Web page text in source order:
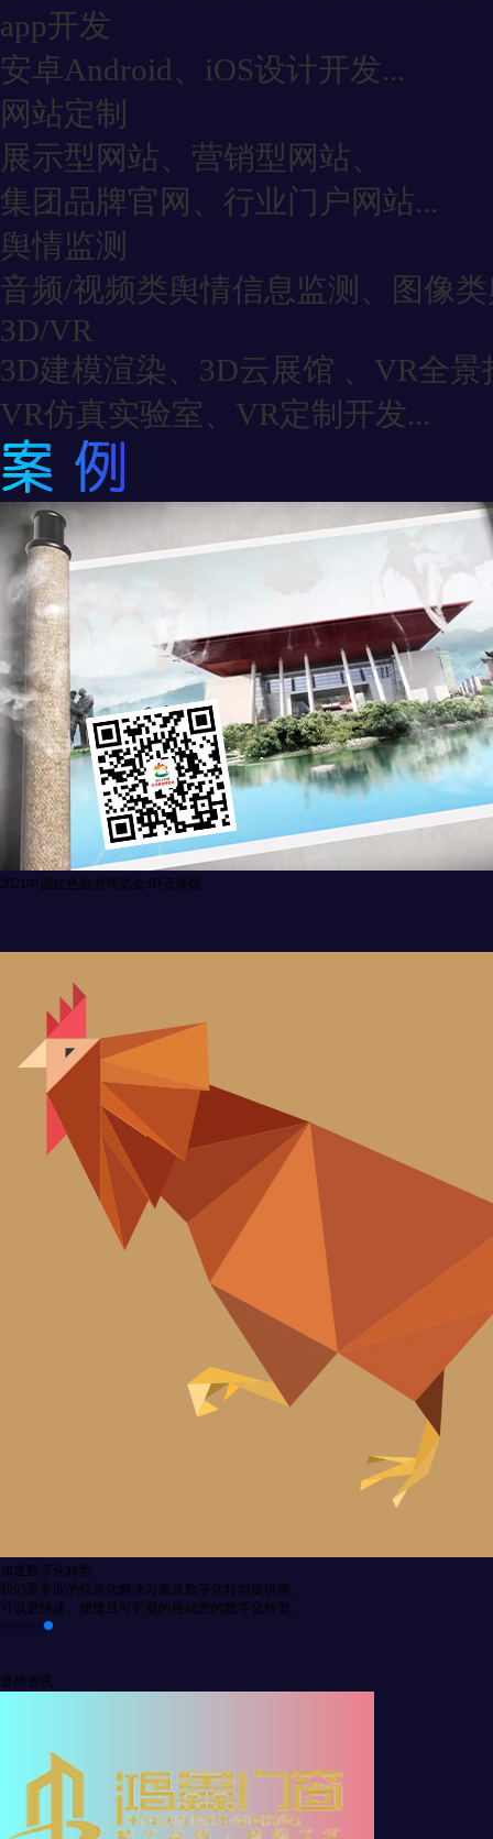
app开发
安卓Android、iOS设计开发...
网站定制
展示型网站、营销型网站、
集团品牌官网、行业门户网站...
舆情监测
音频/视频类舆情信息监测、图像
3D/VR
3D建模渲染、3D云展馆 、VR全景
VR仿真实验室、VR定制开发...
2021中国红色旅游博览会3D云展馆
高效的技术团队
我们的技术团队拥有明确的目标、有效的沟通、相互信任与尊重、
分工协作以及强大的问题解决能力。
道然资讯